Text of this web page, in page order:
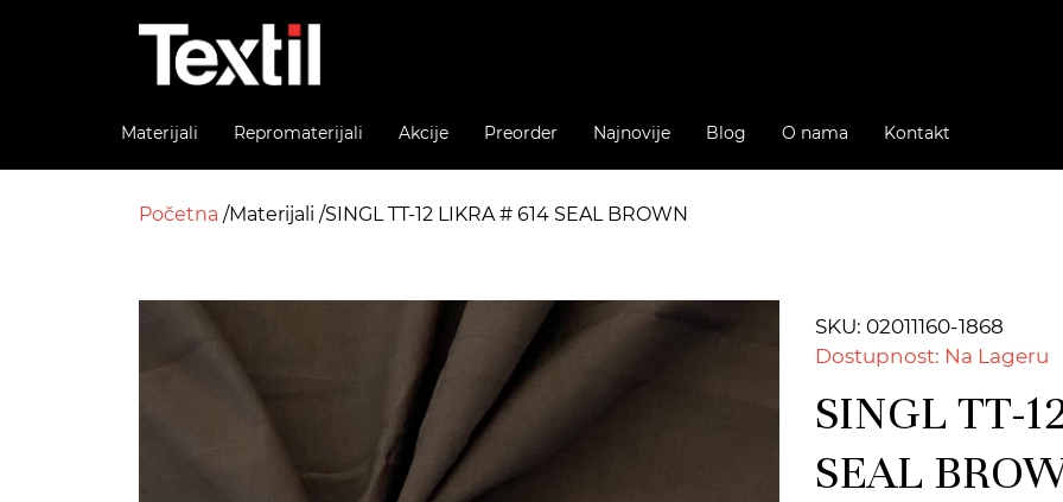
Materijali Repromaterijali Akcije Preorder Najnovije Blog O nama Kontakt
Početna Materijali SINGL TT-12 LIKRA # 614 SEAL BROWN
SKU: 02011160-1868
Dostupnost: Na Lageru
SINGL TT-
SEAL